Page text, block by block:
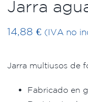
Jarra
14,88 € (IVA no
Jarra multiusos de
Fabricado en